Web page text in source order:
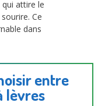
qui attire le
Ce
dans
entre
lèvres